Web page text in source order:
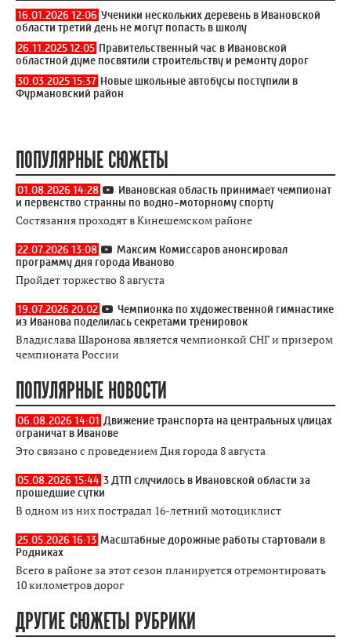
16.01.2026 12:06 Ученики нескольких деревень в Ивановской
области третий день не могут попасть в школу
26.11.2025 12:05 Правительственный час в Ивановской
областной думе посвятили строительству и ремонту дорог
30.03.2025 15:37 Новые школьные автобусы поступили в
Фурмановский район
ПОПУЛЯРНЫЕ СЮЖЕТЫ
01.08.2026 14:28
Ивановская область принимает чемпионат
и первенство странны по водно-моторному спорту
Состязания проходят в Кинешемском районе
22.07.2026 13:08
Максим Комиссаров анонсировал
программу дня города Иваново
Пройдет торжество 8 августа
19.07.2026 20:02
Чемпионка по художественной гимнастике
из Иванова поделилась секретами тренировок
Владислава Шаронова является чемпионкой СНГ и призером
чемпионата России
ПОПУЛЯРНЫЕ НОВОСТИ
06.08.2026 14:01 Движение транспорта на центральных улицах
ограничат в Иванове
Это связано с проведением Дня города 8 августа
05.08.2026 15:44 3 ДТП случилось в Ивановской области за
прошедшие сутки
В одном из них пострадал 16-летний мотоциклист
25.05.2026 16:13 Масштабные дорожные работы стартовали в
Родниках
Всего в районе за этот сезон планируется отремонтировать
10 километров дорог
ДРУГИЕ СЮЖЕТЫ РУБРИКИ